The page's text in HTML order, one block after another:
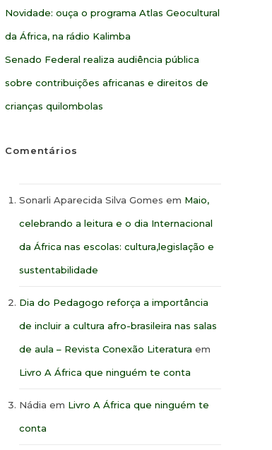
Novidade: ouça o programa Atlas Geocultural
da África, na rádio Kalimba
Senado Federal realiza audiência pública
sobre contribuições africanas e direitos de
crianças quilombolas
Comentários
Sonarli Aparecida Silva Gomes em Maio,
celebrando a leitura e o dia Internacional
da África nas escolas: cultura,legislação e
sustentabilidade
Dia do Pedagogo reforça a importância
de incluir a cultura afro-brasileira nas salas
de aula – Revista Conexão Literatura em
Livro A África que ninguém te conta
Nádia em Livro A África que ninguém te
conta